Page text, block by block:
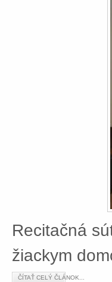
Recitačná
žiackym
ČÍTAŤ CELÝ ČLÁNOK...